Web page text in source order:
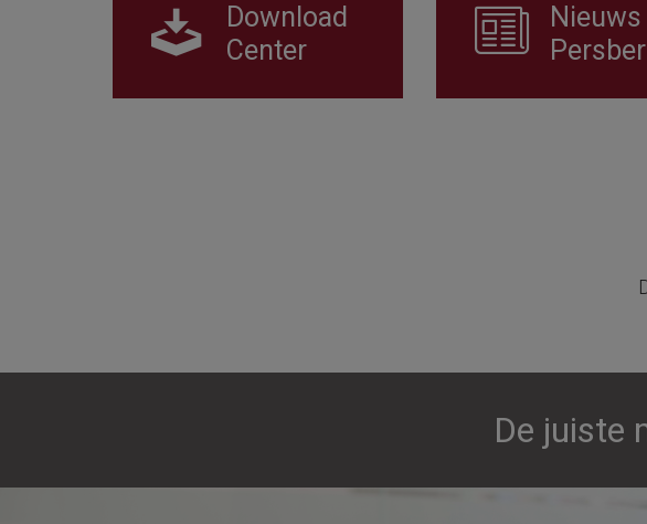
Download
Center
Nieuws
De juiste